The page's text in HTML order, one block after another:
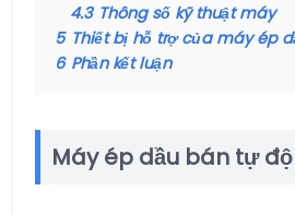
4.3 Thông số kỹ thuật máy
5 Thiết bị hỗ trợ của máy ép
6 Phần kết luận
Máy ép dầu bán tự